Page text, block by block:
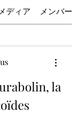
メディア メンバー
la